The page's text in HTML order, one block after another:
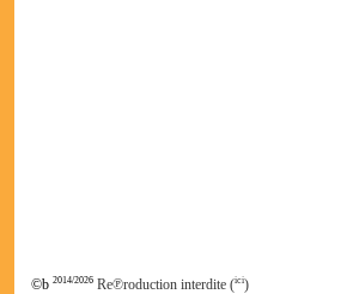
©b 2014/2026 Re℗roduction interdite (ici)